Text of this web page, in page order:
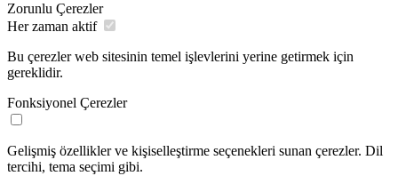
Zorunlu Çerezler
Her zaman aktif
Bu çerezler web sitesinin temel işlevlerini yerine getirmek için
gereklidir.
Fonksiyonel Çerezler
Gelişmiş özellikler ve kişiselleştirme seçenekleri sunan çerezler. Dil
tercihi, tema seçimi gibi.